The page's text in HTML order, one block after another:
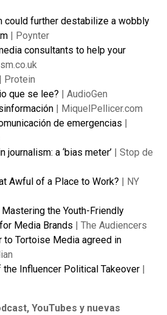
could further destabilize a wobbly
| Poynter
consultants to help your
| Protein
que se lee? | AudioGen
| MiquelPellicer.com
de emergencias
a ‘bias meter’ | Stop de
Awful of a Place to Work? | NY
Mastering the Youth-Friendly
Media Brands | The Audiencers
to Tortoise Media agreed in
the Influencer Political Takeover
YouTubes y nuevas